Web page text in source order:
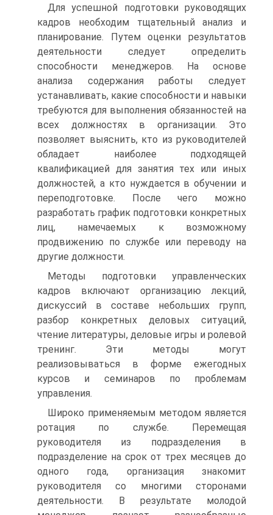
Для успешной подготовки руководящих
кадров необходим тщательный анализ и
планирование. Путем оценки результатов
деятельности следует определить
способности менеджеров. На основе
анализа содержания работы следует
устанавливать, какие способности и навыки
требуются для выполнения обязанностей на
всех должностях в организации. Это
позволяет выяснить, кто из руководителей
обладает наиболее подходящей
квалификацией для занятия тех или иных
должностей, а кто нуждается в обучении и
переподготовке. После чего можно
разработать график подготовки конкретных
лиц, намечаемых к возможному
продвижению по службе или переводу на
другие должности.
Методы подготовки управленческих
кадров включают организацию лекций,
дискуссий в составе небольших групп,
разбор конкретных деловых ситуаций,
чтение литературы, деловые игры и ролевой
тренинг. Эти методы могут
реализовываться в форме ежегодных
курсов и семинаров по проблемам
управления.
Широко применяемым методом является
ротация по службе. Перемещая
руководителя из подразделения в
подразделение на срок от трех месяцев до
одного года, организация знакомит
руководителя со многими сторонами
деятельности. В результате молодой